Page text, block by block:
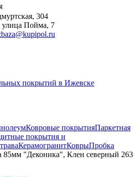
304
улица Пойма, 7
покрытий в Ижевске
Ковровые покрытияПаркетная
покрытия и
КерамогранитКоврыПробка
85мм "Деконика", Клен северный 263